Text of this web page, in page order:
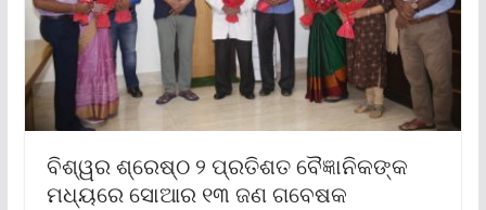
ବିଶ୍ୱର ଶ୍ରେଷ୍ଠ ୨ ପ୍ରତିଶତ ବୈଜ୍ଞାନିକଙ୍କ
ମଧ୍ୟରେ ସୋଆର ୧୩ ଜଣ ଗବେଷକ